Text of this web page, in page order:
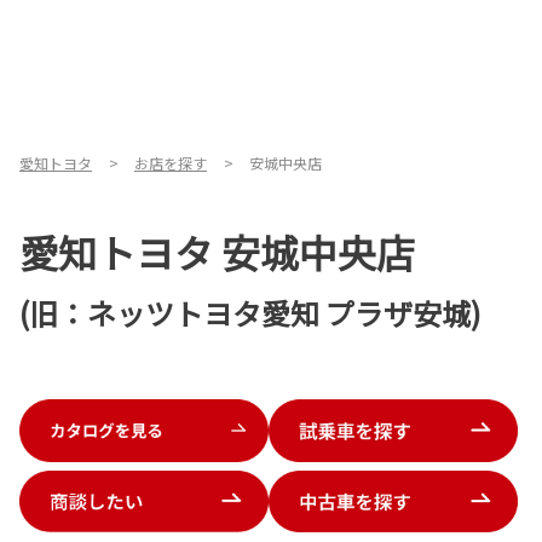
愛知トヨタ お店を探す 安城中央店
愛知トヨタ 安城中央店
(旧：ネッツトヨタ愛知 プラザ安城)